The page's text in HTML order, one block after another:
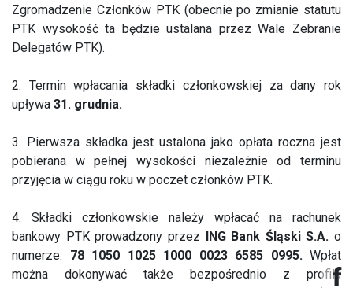
Zgromadzenie Członków PTK (obecnie po zmianie statutu
PTK wysokość ta będzie ustalana przez Wale Zebranie
Delegatów PTK).
2. Termin wpłacania składki członkowskiej za dany rok
upływa 31. grudnia.
3. Pierwsza składka jest ustalona jako opłata roczna jest
pobierana w pełnej wysokości niezależnie od terminu
przyjęcia w ciągu roku w poczet członków PTK.
4. Składki członkowskie należy wpłacać na rachunek
bankowy PTK prowadzony przez ING Bank Śląski S.A. o
numerze: 78 1050 1025 1000 0023 6585 0995.Wpłat
można dokonywać także bezpośrednio z profilu